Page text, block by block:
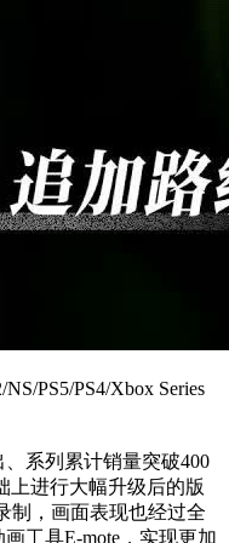
PS5/PS4/Xbox Series
系列累计销量突破400
上进行大幅升级后的版
制，画面表现也经过全
工具E-mote，实现更加